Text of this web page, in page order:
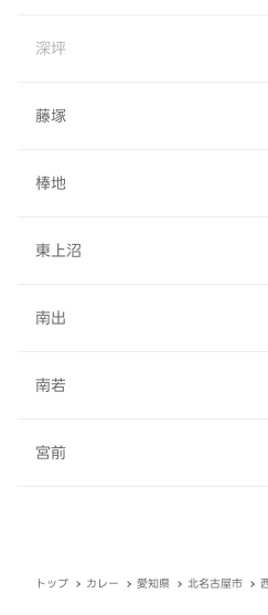
深坪
藤塚
棒地
東上沼
南出
南若
宮前
トップ カレー 愛知県 北名古屋市